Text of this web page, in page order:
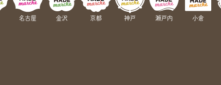
名古屋 金沢 京都 神戸 瀬戸内 小倉